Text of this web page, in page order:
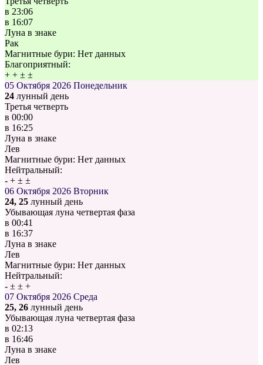
в 23:06
в 16:07
Луна в знаке
Рак
Магнитные бури: Нет данных
Благоприятный:
+ + ± ±
05 Октября 2026 Понедельник
24 лунный день
Третья четверть
в 00:00
в 16:25
Луна в знаке
Лев
Магнитные бури: Нет данных
Нейтральный:
- + ± ±
06 Октября 2026 Вторник
24, 25 лунный день
Убывающая луна четвертая фаза
в 00:41
в 16:37
Луна в знаке
Лев
Магнитные бури: Нет данных
Нейтральный:
- ± ± +
07 Октября 2026 Среда
25, 26 лунный день
Убывающая луна четвертая фаза
в 02:13
в 16:46
Луна в знаке
Лев